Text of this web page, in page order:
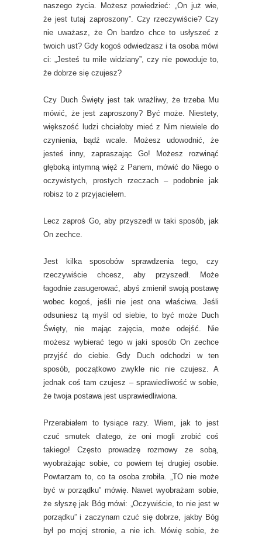
naszego życia. Możesz powiedzieć: „On już wie,
że jest tutaj zaproszony”. Czy rzeczywiście? Czy
nie uważasz, że On bardzo chce to usłyszeć z
twoich ust? Gdy kogoś odwiedzasz i ta osoba mówi
ci: „Jesteś tu mile widziany”, czy nie powoduje to,
że dobrze się czujesz?
Czy Duch Święty jest tak wrażliwy, że trzeba Mu
mówić, że jest zaproszony? Być może. Niestety,
większość ludzi chciałoby mieć z Nim niewiele do
czynienia, bądź wcale. Możesz udowodnić, że
jesteś inny, zapraszając Go! Możesz rozwinąć
głęboką intymną więź z Panem, mówić do Niego o
oczywistych, prostych rzeczach – podobnie jak
robisz to z przyjacielem.
Lecz zaproś Go, aby przyszedł w taki sposób, jak
On zechce.
Jest kilka sposobów sprawdzenia tego, czy
rzeczywiście chcesz, aby przyszedł. Może
łagodnie zasugerować, abyś zmienił swoją postawę
wobec kogoś, jeśli nie jest ona właściwa. Jeśli
odsuniesz tą myśl od siebie, to być może Duch
Święty, nie mając zajęcia, może odejść. Nie
możesz wybierać tego w jaki sposób On zechce
przyjść do ciebie. Gdy Duch odchodzi w ten
sposób, początkowo zwykle nic nie czujesz. A
jednak coś tam czujesz – sprawiedliwość w sobie,
że twoja postawa jest usprawiedliwiona.
Przerabiałem to tysiące razy. Wiem, jak to jest
czuć smutek dlatego, że oni mogli zrobić coś
takiego! Często prowadzę rozmowy ze sobą,
wyobrażając sobie, co powiem tej drugiej osobie.
Powtarzam to, co ta osoba zrobiła. „TO nie może
być w porządku” mówię. Nawet wyobrażam sobie,
że słyszę jak Bóg mówi: „Oczywiście, to nie jest w
porządku” i zaczynam czuć się dobrze, jakby Bóg
był po mojej stronie, a nie ich. Mówię sobie, że